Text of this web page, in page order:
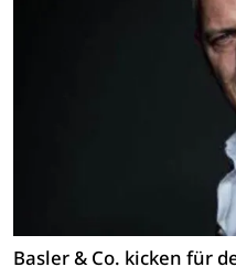
Basler & Co. kicken für